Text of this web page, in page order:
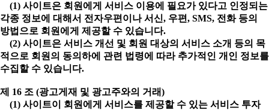
(1) 사이트은 회원에게 서비스 이용에 필요가 있다고 인정되는
각종 정보에 대해서 전자우편이나 서신, 우편, SMS, 전화 등의
방법으로 회원에게 제공할 수 있습니다.
(2) 사이트은 서비스 개선 및 회원 대상의 서비스 소개 등의 목
적으로 회원의 동의하에 관련 법령에 따라 추가적인 개인 정보를
수집할 수 있습니다.
제 16 조 (광고게재 및 광고주와의 거래)
(1) 사이트이 회원에게 서비스를 제공할 수 있는 서비스 투자